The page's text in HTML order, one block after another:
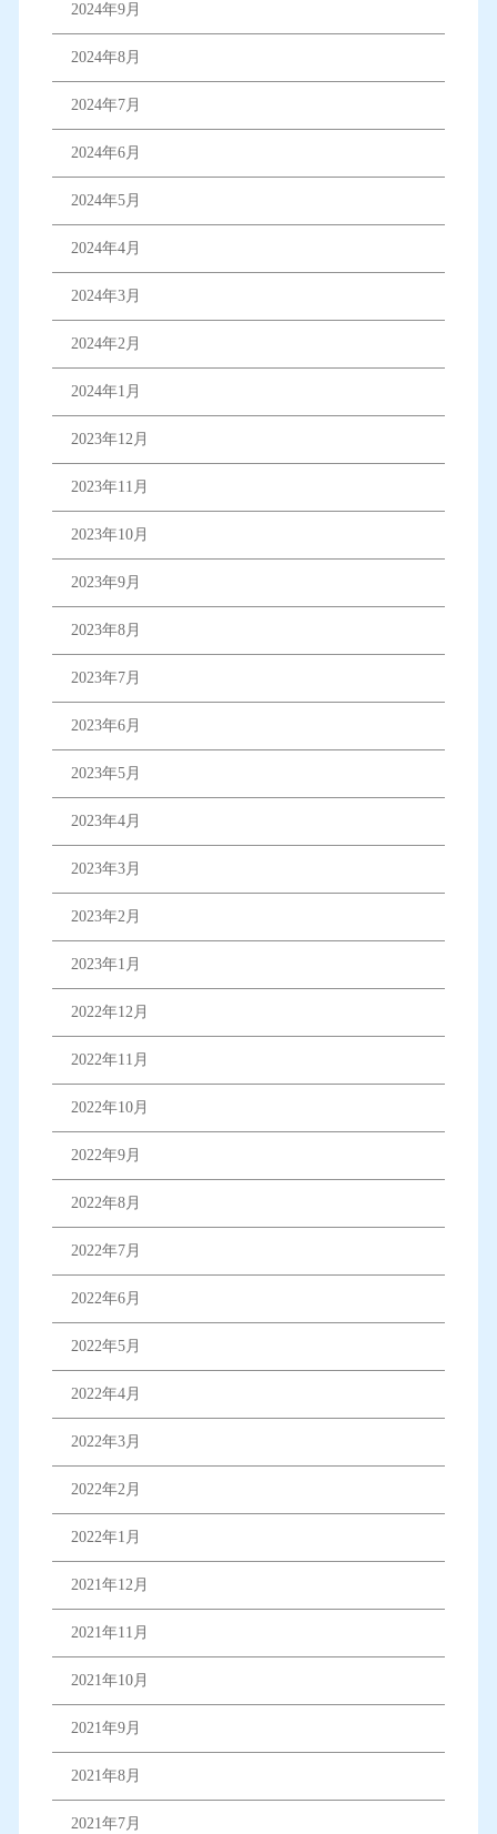
2024年9月
2024年8月
2024年7月
2024年6月
2024年5月
2024年4月
2024年3月
2024年2月
2024年1月
2023年12月
2023年11月
2023年10月
2023年9月
2023年8月
2023年7月
2023年6月
2023年5月
2023年4月
2023年3月
2023年2月
2023年1月
2022年12月
2022年11月
2022年10月
2022年9月
2022年8月
2022年7月
2022年6月
2022年5月
2022年4月
2022年3月
2022年2月
2022年1月
2021年12月
2021年11月
2021年10月
2021年9月
2021年8月
2021年7月